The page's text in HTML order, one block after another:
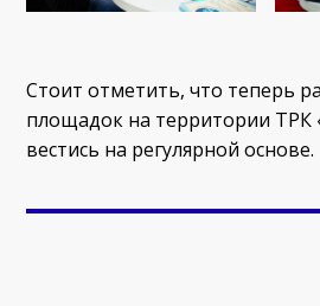
Стоит отметить, что теперь
площадок на территории ТРК
вестись на регулярной основе.